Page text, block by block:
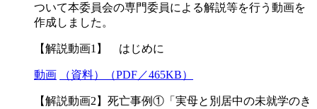
ついて本委員会の専門委員による解説等を行う動画を
作成しました。
【解説動画1】 はじめに
動画 （資料）（PDF／465KB）
【解説動画2】死亡事例①「実母と別居中の未就学のき